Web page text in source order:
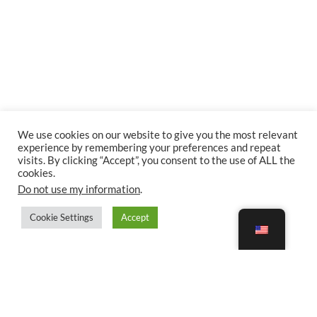
We use cookies on our website to give you the most relevant
experience by remembering your preferences and repeat
visits. By clicking “Accept”, you consent to the use of ALL the
cookies.
Do not use my information.
Cookie Settings Accept